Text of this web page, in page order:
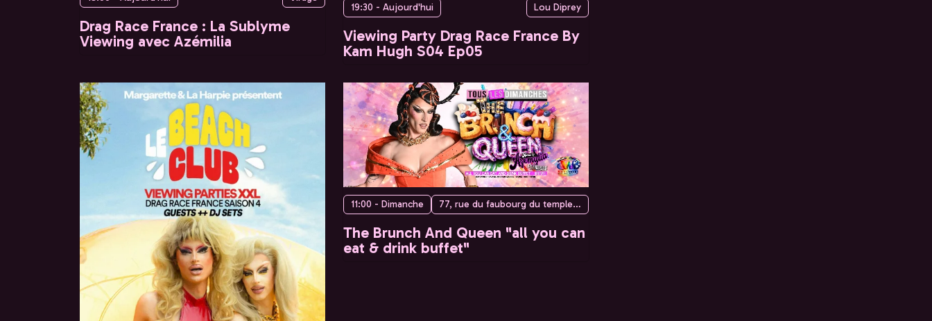
Drag Race France : La Sublyme
Viewing avec Azémilia
19:30 - Aujourd'hui Lou Diprey
Viewing Party Drag Race France By
Kam Hugh S04 Ep05
11:00 - Dimanche 77, rue du faubourg du temple, 75010 Paris, France
The Brunch And Queen "all you can
eat & drink buffet"